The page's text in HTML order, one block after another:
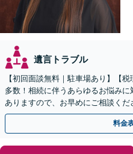
遺言トラブル
【初回面談無料｜駐車場あり】【
多数！相続に伴うあらゆるお悩み
ありますので、お早めにご相談く
決へ【WEB面談可】
料金